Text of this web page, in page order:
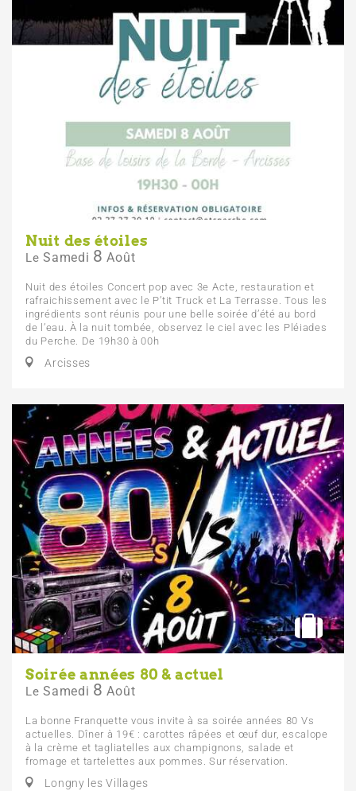
Nuit des étoiles
Le Samedi 8 Août
Nuit des étoiles Concert pop avec 3e Acte, restauration et
rafraichissement avec le P’tit Truck et La Terrasse. Tous les
ingrédients sont réunis pour une belle soirée d’été au bord
de l’eau. À la nuit tombée, observez le ciel avec les Pléiades
du Perche. De 19h30 à 00h
Arcisses
Soirée années 80 & actuel
Le Samedi 8 Août
La bonne Franquette vous invite à sa soirée années 80 Vs
actuelles. Dîner à 19€ : carottes râpées et œuf dur, escalope
à la crème et tagliatelles aux champignons, salade et
fromage et tartelettes aux pommes. Sur réservation.
Longny les Villages